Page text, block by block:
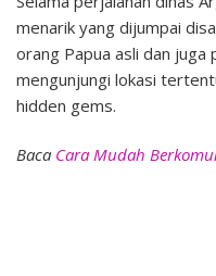
menarik yang dijumpai
orang Papua asli dan juga
mengunjungi lokasi
hidden gems.
Baca Cara Mudah